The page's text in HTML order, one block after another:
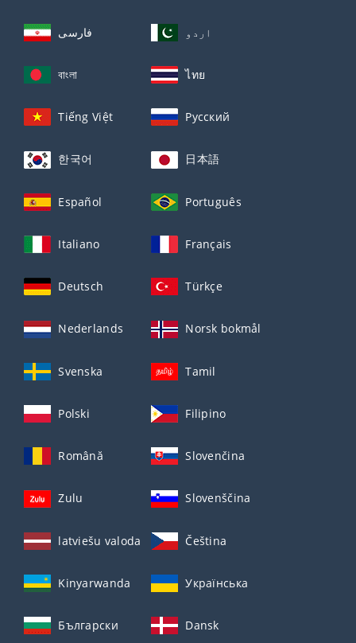
فارسی اردو
বাংলা ไทย
Tiếng Việt Русский
한국어 日本語
Español Português
Italiano Français
Deutsch Türkçe
Nederlands Norsk bokmål
Svenska Tamil
Polski Filipino
Română Slovenčina
Zulu Slovenščina
latviešu valoda Čeština
Kinyarwanda Українська
Български Dansk